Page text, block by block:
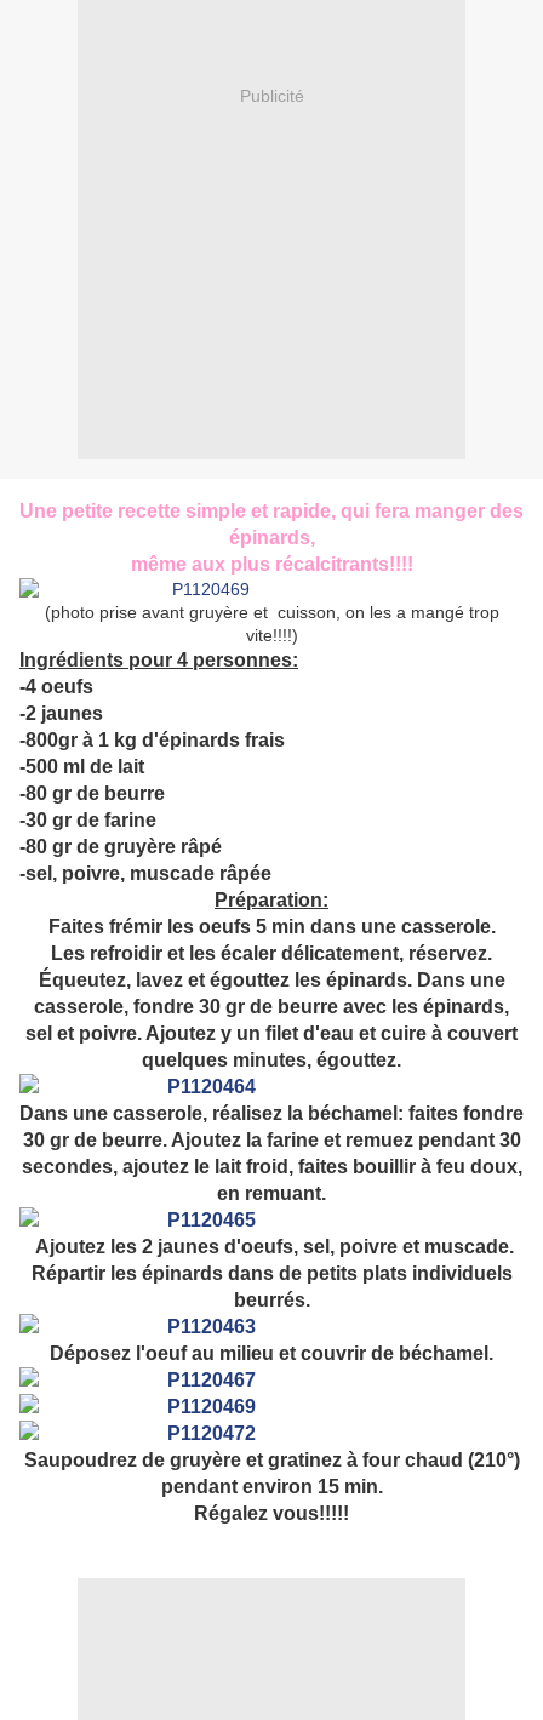
Publicité
Une petite recette simple et rapide, qui fera manger des
épinards,
même aux plus récalcitrants!!!!
(photo prise avant gruyère et cuisson, on les a mangé trop
vite!!!!)
Ingrédients pour 4 personnes:
-4 oeufs
-2 jaunes
-800gr à 1 kg d'épinards frais
-500 ml de lait
-80 gr de beurre
-30 gr de farine
-80 gr de gruyère râpé
-sel, poivre, muscade râpée
Préparation:
Faites frémir les oeufs 5 min dans une casserole.
Les refroidir et les écaler délicatement, réservez.
Équeutez, lavez et égouttez les épinards. Dans une
casserole, fondre 30 gr de beurre avec les épinards,
sel et poivre. Ajoutez y un filet d'eau et cuire à couvert
quelques minutes, égouttez.
Dans une casserole, réalisez la béchamel: faites fondre
30 gr de beurre. Ajoutez la farine et remuez pendant 30
secondes, ajoutez le lait froid, faites bouillir à feu doux,
en remuant.
Ajoutez les 2 jaunes d'oeufs, sel, poivre et muscade.
Répartir les épinards dans de petits plats individuels
beurrés.
Déposez l'oeuf au milieu et couvrir de béchamel.
Saupoudrez de gruyère et gratinez à four chaud (210°)
pendant environ 15 min.
Régalez vous!!!!!